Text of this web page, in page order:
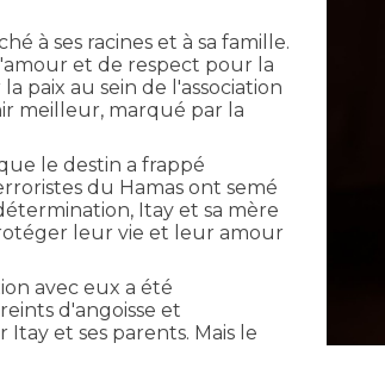
à ses racines et à sa famille.
et de respect pour la
paix au sein de l'association
meilleur, marqué par la
le destin a frappé
du Hamas ont semé
Itay et sa mère
leur vie et leur amour
avec eux a été
d'angoisse et
et ses parents. Mais le